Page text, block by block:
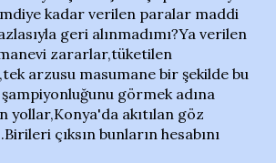
kadar verilen paralar maddi
geri alınmadımı?Ya verilen
manevi zararlar,tüketilen
arzusu masumane bir şekilde bu
şampiyonluğunu görmek adına
yollar,Konya'da akıtılan göz
çıksın bunların hesabını